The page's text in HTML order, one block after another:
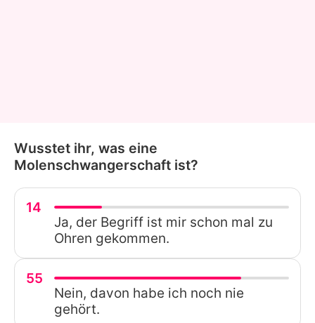
Wusstet ihr, was eine
Molenschwangerschaft ist?
14
Ja, der Begriff ist mir schon mal zu
Ohren gekommen.
55
Nein, davon habe ich noch nie
gehört.